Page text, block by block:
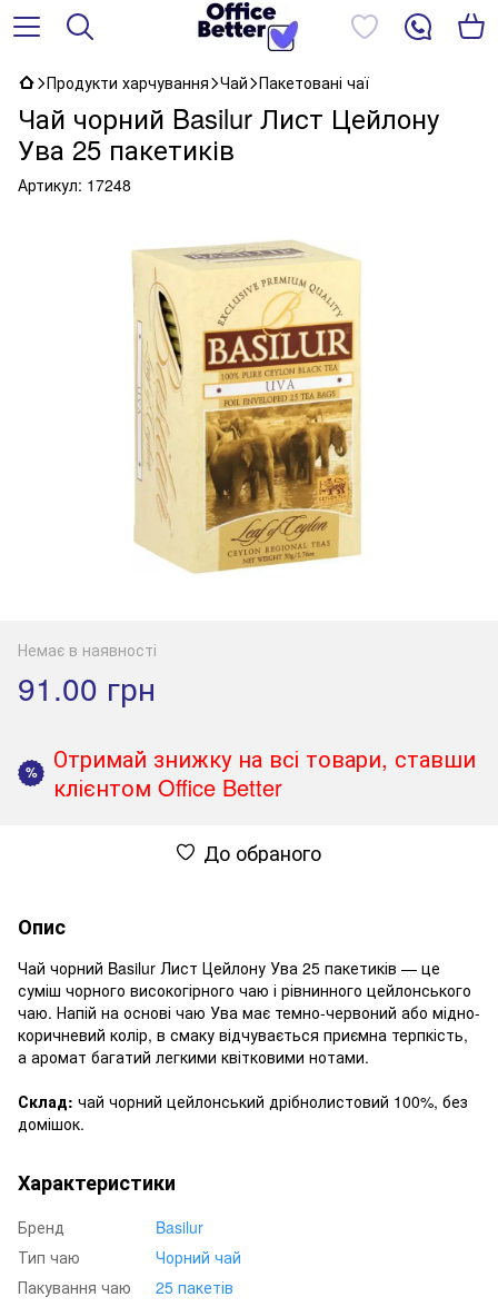
Продукти харчування Чай Пакетовані чаї
Чай чорний Basilur Лист Цейлону
Ува 25 пакетиків
Артикул: 17248
Немає в наявності
91.00 грн
%
Отримай знижку на всі товари, ставши
клієнтом Office Better
До обраного
Опис
Чай чорний Basilur Лист Цейлону Ува 25 пакетиків — це
суміш чорного високогірного чаю і рівнинного цейлонського
чаю. Напій на основі чаю Ува має темно-червоний або мідно-
коричневий колір, в смаку відчувається приємна терпкість,
а аромат багатий легкими квітковими нотами.
Склад: чай чорний цейлонський дрібнолистовий 100%, без
домішок.
Характеристики
Бренд
Basilur
Тип чаю
Чорний чай
Пакування чаю
25 пакетів